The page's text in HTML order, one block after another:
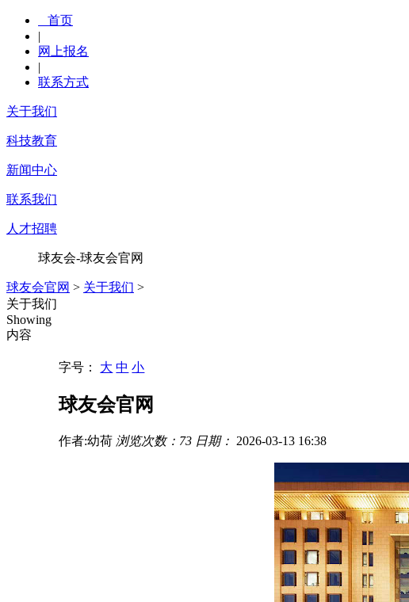
首页
|
网上报名
|
联系方式
关于我们
科技教育
新闻中心
联系我们
人才招聘
球友会-球友会官网
球友会官网 > 关于我们 >
关于我们
Showing
内容
字号： 大 中 小
球友会官网
作者:幼荷 浏览次数：73 日期： 2026-03-13 16:38